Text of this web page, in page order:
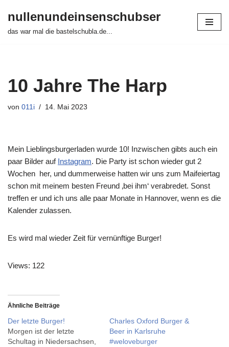
Zum
nullenundeinsenschubser
das war mal die bastelschubla.de...
10 Jahre The Harp
von 011i 14. Mai 2023
Mein Lieblingsburgerladen wurde 10! Inzwischen gibts auch ein
paar Bilder auf Instagram. Die Party ist schon wieder gut 2
Wochen her, und dummerweise hatten wir uns zum Maifeiertag
schon mit meinem besten Freund ‚bei ihm‘ verabredet. Sonst
treffen er und ich uns alle paar Monate in Hannover, wenn es die
Kalender zulassen.
Es wird mal wieder Zeit für vernünftige Burger!
Views: 122
Ähnliche Beiträge
Der letzte Burger!
Morgen ist der letzte
Schultag in Niedersachsen,
Charles Oxford Burger &
Beer in Karlsruhe
#weloveburger